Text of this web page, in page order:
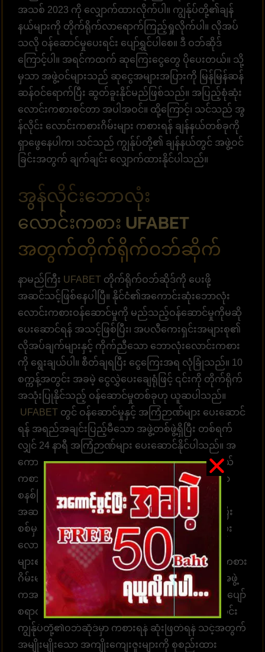
အသစ် 2023 ကို လျှောက်ထားလိုက်ပါ။ ကျွန်ုပ်တို့၏ချန်
နယ်များကို တိုက်ရိုက်လာရောက်ကြည့်ရှုလိုက်ပါ။ လိုအပ်
သလို ဝန်ဆောင်မှုပေးရင်း ပျော်ရွှင်ပါစေ။ ဒီ ဝဘ်ဆိုဒ်
ကြောင့်ပါ။ အရင်ကထက် ဆုကြေးငွေတွေ ပိုပေးတယ်။ သို့
မှသာ အဖွဲ့ဝင်များသည် ဆုငွေအများအပြားကို မြန်မြန်ဆန်
ဆန်ဝင်ရောက်ပြီး ဆွတ်ခူးနိုင်မည်ဖြစ်သည်။ အပြည့်စုံဆုံး
လောင်းကစားစင်တာ အပါအဝင်။ ထို့ကြောင့်၊ သင်သည် အွ
န်လိုင်း လောင်းကစားဂိမ်းများ ကစားရန် ချန်နယ်တစ်ခုကို
ရှာဖွေနေပါက၊ သင်သည် ကျွန်ုပ်တို့၏ ချန်နယ်တွင် အဖွဲ့ဝင်
ခြင်းအတွက် ချက်ချင်း လျှောက်ထားနိုင်ပါသည်။
အွန်လိုင်းဘောလုံး
လောင်းကစား UFABET
အတွက်တိုက်ရိုက်ဝဘ်ဆိုက်
နာမည်ကြီး UFABET တိုက်ရိုက်ဝဘ်ဆိုဒ်ကို ပေးဖို့
အဆင်သင့်ဖြစ်နေပါပြီ။ နိုင်ငံ၏အကောင်းဆုံးဘောလုံး
လောင်းကစားဝန်ဆောင်မှုကို မည်သည့်ဝန်ဆောင်မှုကိုမဆို
ပေးဆောင်ရန် အသင့်ဖြစ်ပြီး၊ အပလီကေးရှင်းအများစု၏
လိုအပ်ချက်များနှင့် ကိုက်ညီသော ဘောလုံးလောင်းကစား
ကို ရွေးချယ်ပါ။ စီတ်ချရပြီး ငွေကြေးအရ လုံခြုံသည်။ 10
စက္ကန့်အတွင်း အခမဲ့ ငွေလွှဲပေးချေရုံဖြင့် ၎င်းကို တိုက်ရိုက်
အသုံးပြုနိုင်သည့် ဝန်ဆောင်မှုတစ်ခုဟု ယူဆပါသည်။
UFABET တွင် ဝန်ဆောင်မှုနှင့် အကြံဉာဏ်များ ပေးဆောင်
ရန် အရည်အချင်းပြည့်မီသော အဖွဲ့တစ်ဖွဲ့ရှိပြီး တစ်ရက်
လျှင် 24 နာရီ အကြံဉာဏ်များ ပေးဆောင်နိုင်ပါသည်။ အ
ကောင့်ထဲဝင်လာပြီး လောင်းကစားဂိမ်းများကို ရွေးချယ်
ကစားပါ။ အချိန်နှင့်တစ်ပြေးညီ လောင်းကစားနိုင်သော
စနစ်ဖြစ်ပါတယ်။ အလောင်းအစားရွေးချယ်ရန်
အဆင်သင့်ဖြစ်နေပါပြီ။ ထိထိရောက်ရောက် မြန်ဆန်ပြီး
စစ်မှန်သော ပေးချေမှုများ၊ နံပါတ် 1 တိုက်ရိုက်ဘောလုံး
လောင်းကစားဝက်ဘ်ဆိုက် UFABET သည် လူအ
များ၏နှလုံးသားကို အနိုင်ယူသည်။ အွန်လိုင်းလောင်းကစား
ဂိမ်းများကို အချိန်မရွေးကစားရန် ဝန်ဆောင်မှုပေးတဲ့အဖွဲ့
ကအမြဲ စောင့်ဆိုင်းနေပါတယ်။ အွန်လောင်းကစားဂိမ်းပျော်
စရာတွင်ပါဝင်ဆင်နွဲပါ။ကျွန်ုပ်တို့သည် အောက်ပါအတိုင်း
ကျွန်ုပ်တို့၏ဝဘ်ဆိုဒ်မှာ ကစားရန် ဆုံးဖြတ်ရန် သင့်အတွက်
အမျိုးမျိုးသော အကျိုးကျေးဇူးများကို စုစည်းထား